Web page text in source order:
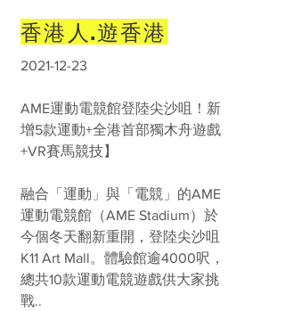
香港人.遊香港
2021-12-23
AME運動電競館登陸尖沙咀！新
增5款運動+全港首部獨木舟遊戲
+VR賽馬競技】
融合「運動」與「電競」的AME
運動電競館（AME Stadium）於
今個冬天翻新重開，登陸尖沙咀
K11 Art Mall。體驗館逾4000呎，
總共10款運動電競遊戲供大家挑
戰..